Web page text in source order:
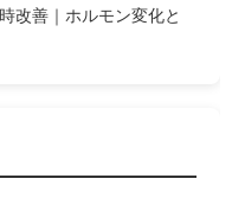
改善｜ホルモン変化と